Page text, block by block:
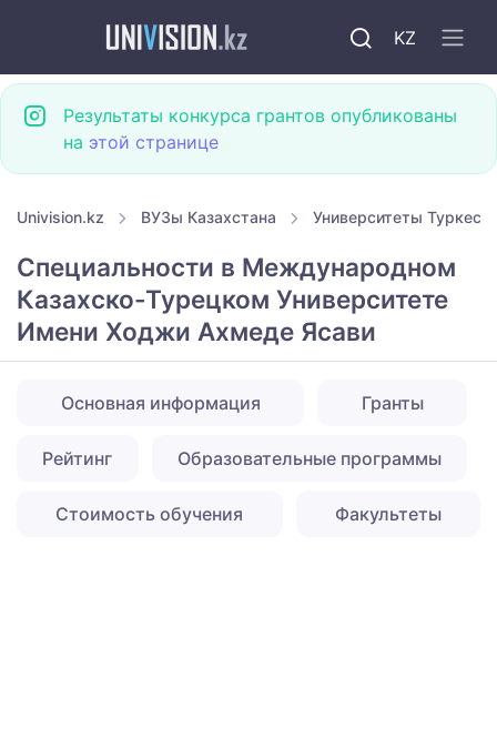
KZ
Результаты конкурса грантов опубликованы
на этой странице
Univision.kz ВУЗы Казахстана Университеты
Специальности в Международном
Казахско-Турецком Университете
Имени Ходжи Ахмеде Ясави
Основная информация Гранты
Рейтинг Образовательные программы
Стоимость обучения Факультеты